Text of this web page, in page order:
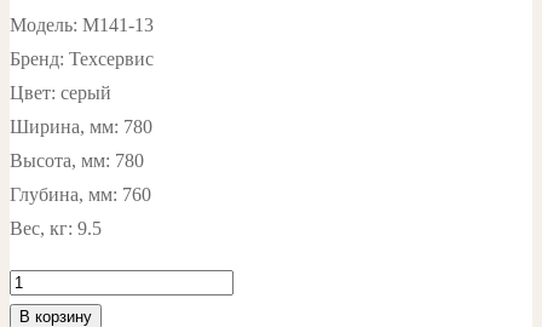
Модель: М141-13
Бренд: Техсервис
Цвет: серый
Ширина, мм: 780
Высота, мм: 780
Глубина, мм: 760
Вес, кг: 9.5
Количество
товара
В корзину